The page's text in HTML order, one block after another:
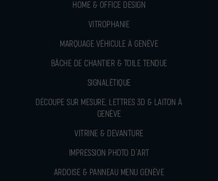
HOME & OFFICE DESIGN
VITROPHANIE
MARQUAGE VÉHICULE À GENÈVE
BÂCHE DE CHANTIER & TOILE TENDUE
SIGNALÉTIQUE
DÉCOUPE SUR MESURE, LETTRES 3D & LAITON À
GENÈVE
VITRINE & DEVANTURE
IMPRESSION PHOTO D’ART
ARDOISE & PANNEAU MENU GENÈVE